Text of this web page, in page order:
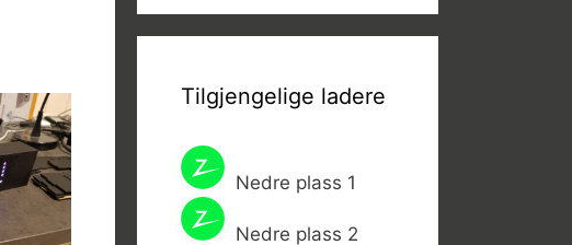
Tilgjengelige ladere
Nedre plass 1
Nedre plass 2